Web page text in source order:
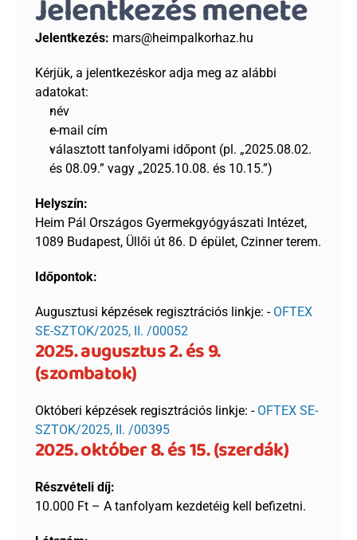
Jelentkezés menete
Jelentkezés: mars@heimpalkorhaz.hu
Kérjük, a jelentkezéskor adja meg az alábbi
adatokat:
név
e-mail cím
választott tanfolyami időpont (pl. „2025.08.02.
és 08.09.” vagy „2025.10.08. és 10.15.”)
Helyszín:
Heim Pál Országos Gyermekgyógyászati Intézet,
1089 Budapest, Üllői út 86. D épület, Czinner terem.
Időpontok:
Augusztusi képzések regisztrációs linkje: - OFTEX
SE-SZTOK/2025, II. /00052
2025. augusztus 2. és 9.
(szombatok)
Októberi képzések regisztrációs linkje: - OFTEX SE-
SZTOK/2025, II. /00395
2025. október 8. és 15. (szerdák)
Részvételi díj:
10.000 Ft – A tanfolyam kezdetéig kell befizetni.